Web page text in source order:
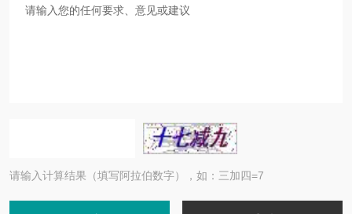
请输入计算结果（填写阿拉伯数字），如：三加四=7